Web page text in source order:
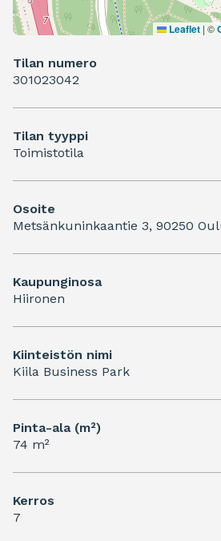
Leaflet | ©
Tilan numero
301023042
Tilan tyyppi
Toimistotila
Osoite
Metsänkuninkaantie 3, 90250
Kaupunginosa
Hiironen
Kiinteistön nimi
Kiila Business Park
Pinta-ala (m²)
74 m²
Kerros
7